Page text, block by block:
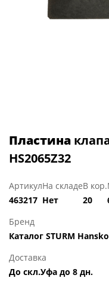
Пластина
HS2065Z32
Артикул
463217
На складе
Нет
В кор.
20
Бренд
Каталог STURM
Доставка
До скл.Уфа до 8 дн.